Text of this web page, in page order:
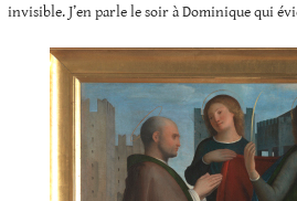
invisible. J’en parle le soir à Dominique qui